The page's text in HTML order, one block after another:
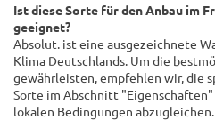
Ist diese Sorte für den Anbau im
geeignet?
Absolut. ist eine ausgezeichnete
Klima Deutschlands. Um die
gewährleisten, empfehlen wir, die
Sorte im Abschnitt
lokalen Bedingungen abzugleichen.